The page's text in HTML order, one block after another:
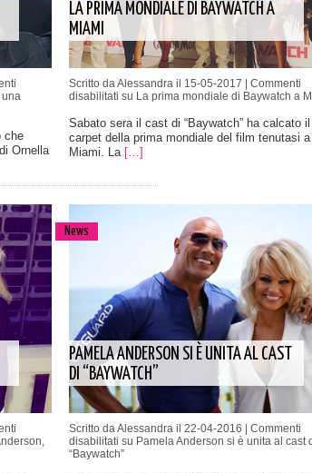
che
Ornella
LA PRIMA MONDIALE DI BAYWATCH A
MIAMI
Scritto da Alessandra il 15-05-2017 | Commenti
disabilitati su La prima mondiale di Baywatch a
Sabato sera il cast di “Baywatch” ha calcato il
carpet della prima mondiale del film tenutasi a
Miami. La […]
News
PAMELA ANDERSON SI È UNITA AL CAST
DI “BAYWATCH”
Scritto da Alessandra il 22-04-2016 | Commenti
disabilitati su Pamela Anderson si è unita al cast
“Baywatch”